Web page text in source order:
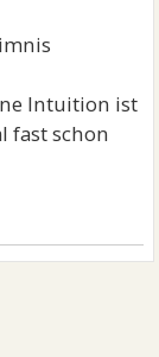
Intuition ist
fast schon